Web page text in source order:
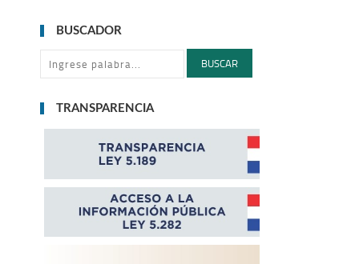
BUSCADOR
BUSCAR
TRANSPARENCIA